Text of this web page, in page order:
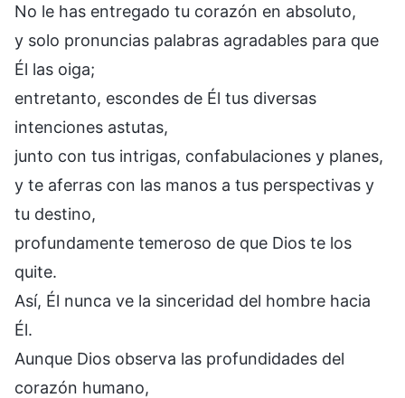
No le has entregado tu corazón en absoluto,
y solo pronuncias palabras agradables para que
Él las oiga;
entretanto, escondes de Él tus diversas
intenciones astutas,
junto con tus intrigas, confabulaciones y planes,
y te aferras con las manos a tus perspectivas y
tu destino,
profundamente temeroso de que Dios te los
quite.
Así, Él nunca ve la sinceridad del hombre hacia
Él.
Aunque Dios observa las profundidades del
corazón humano,